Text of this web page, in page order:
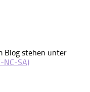
Blog stehen unter
NC-SA)